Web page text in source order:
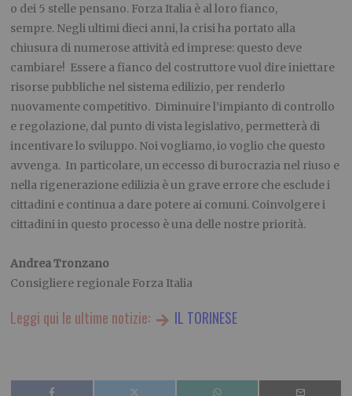
o dei 5 stelle pensano. Forza Italia è al loro fianco,
sempre. Negli ultimi dieci anni, la crisi ha portato alla
chiusura di numerose attività ed imprese: questo deve
cambiare! Essere a fianco del costruttore vuol dire iniettare
risorse pubbliche nel sistema edilizio, per renderlo
nuovamente competitivo. Diminuire l’impianto di controllo
e regolazione, dal punto di vista legislativo, permetterà di
incentivare lo sviluppo. Noi vogliamo, io voglio che questo
avvenga. In particolare, un eccesso di burocrazia nel riuso e
nella rigenerazione edilizia è un grave errore che esclude i
cittadini e continua a dare potere ai comuni. Coinvolgere i
cittadini in questo processo è una delle nostre priorità.
Andrea Tronzano
Consigliere regionale Forza Italia
Leggi qui le ultime notizie: IL TORINESE